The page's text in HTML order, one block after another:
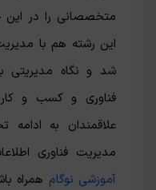
متخصصانی را در این
این رشته هم با
شد و نگاه مدیریتی
فناوری و کسب و
علاقمندان به
مدیریت فناوری
آموزشی نوگام همراه